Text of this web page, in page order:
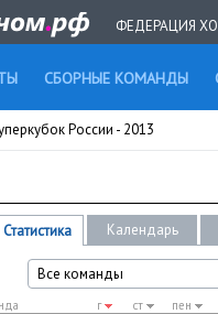
ФЕДЕРАЦИЯ
СБОРНЫЕ КОМАНДЫ
России - 2013
Статистика Календарь
Все команды
г ст
пен